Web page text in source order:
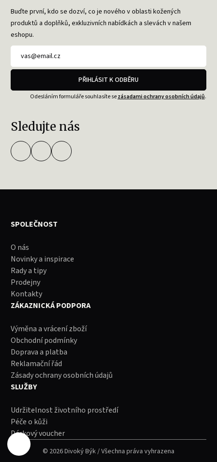
Buďte první, kdo se dozví, co je nového v oblasti kožených
produktů a doplňků, exkluzivních nabídkách a slevách v našem
eshopu.
PŘIHLÁSIT K ODBĚRU
Odesláním formuláře souhlasíte sezásadami ochrany osobních údajů.
Sledujte nás
SPOLEČNOST
O nás
Novinky a inspirace
Rady a tipy
Prodejny
Kontakty
ZÁKAZNICKÁ PODPORA
Výměna a vrácení zboží
Obchodní podmínky
Doprava a platba
Reklamační řád
Zásady ochrany osobních údajů
SLUŽBY
Udržitelnost životního prostředí
Péče o kůži
Dárkový voucher
© 2026 Divoký Býk / Všechna práva vyhrazena